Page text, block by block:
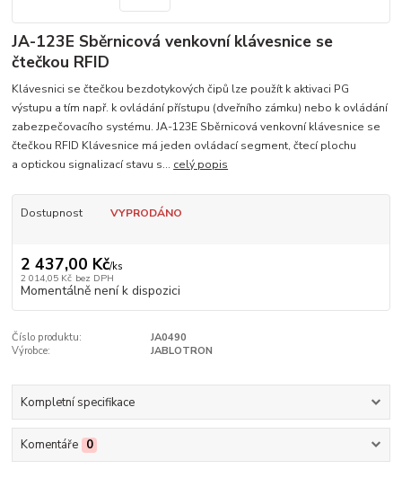
JA-123E Sběrnicová venkovní klávesnice se
čtečkou RFID
Klávesnici se čtečkou bezdotykových čipů lze použít k aktivaci PG
výstupu a tím např. k ovládání přístupu (dveřního zámku) nebo k ovládání
zabezpečovacího systému. JA-123E Sběrnicová venkovní klávesnice se
čtečkou RFID Klávesnice má jeden ovládací segment, čtecí plochu
a optickou signalizací stavu s... celý popis
Dostupnost VYPRODÁNO
2 437,00 Kč/ks
2 014,05 Kč bez DPH
Momentálně není k dispozici
Číslo produktu:
JA0490
Výrobce:
JABLOTRON
Kompletní specifikace
Komentáře 0